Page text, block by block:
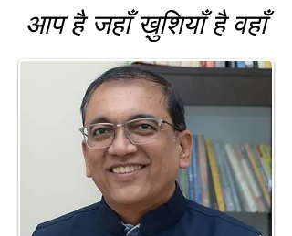
आप है जहाँ ख़ुशियाँ है वहाँ